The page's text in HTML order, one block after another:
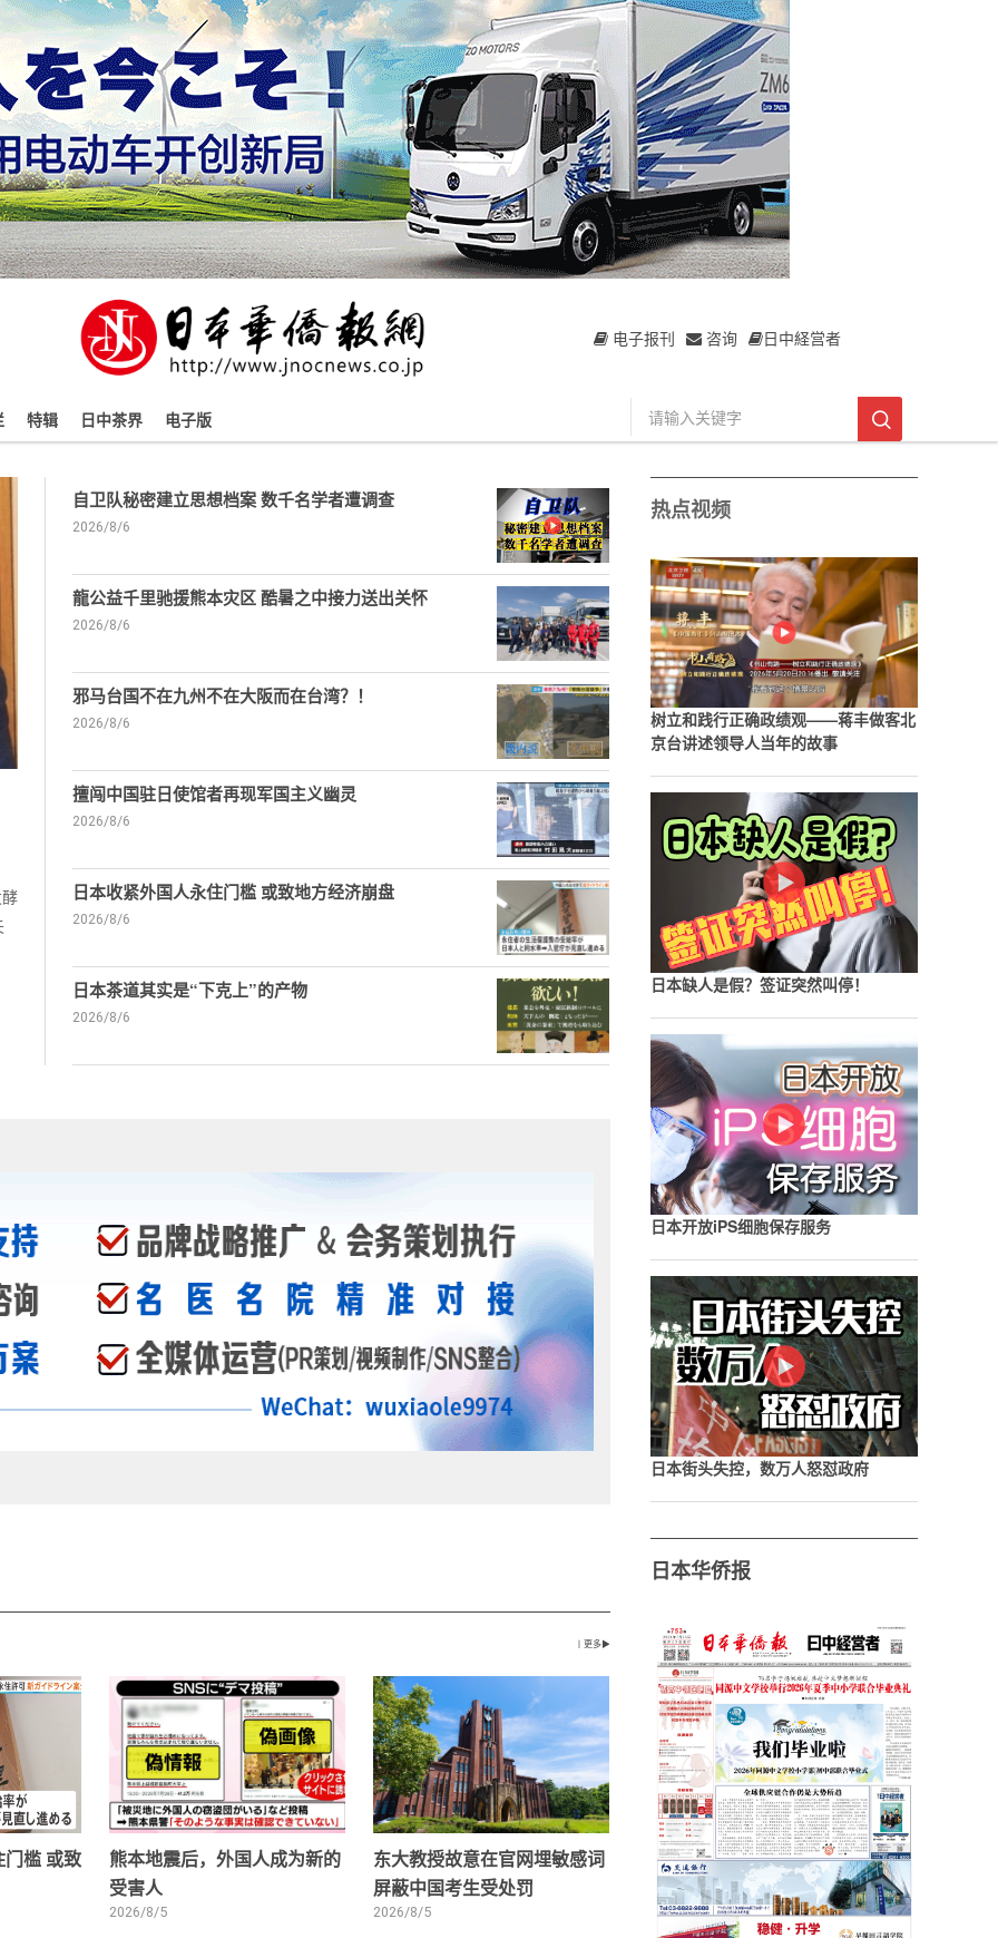
电子报刊 咨询 日中経営者
特辑 日中茶界 电子版
自卫队秘密建立思想档案 数千名学者遭调查
2026/8/6
龍公益千里驰援熊本灾区 酷暑之中接力送出关怀
2026/8/6
邪马台国不在九州不在大阪而在台湾？！
2026/8/6
擅闯中国驻日使馆者再现军国主义幽灵
2026/8/6
日本收紧外国人永住门槛 或致地方经济崩盘
2026/8/6
日本茶道其实是“下克上”的产物
2026/8/6
丨更多▶
槛 或致
熊本地震后，外国人成为新的
受害人
2026/8/5
东大教授故意在官网埋敏感词
屏蔽中国考生受处罚
2026/8/5
热点视频
树立和践行正确政绩观——蒋丰做客北
京台讲述领导人当年的故事
日本缺人是假？签证突然叫停！
日本开放iPS细胞保存服务
日本街头失控，数万人怒怼政府
日本华侨报